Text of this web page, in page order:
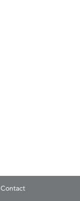
Contact